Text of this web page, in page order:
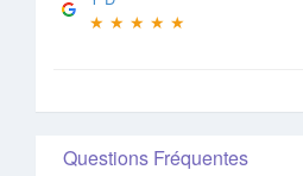
★ ★ ★ ★ ★
Questions Fréquentes